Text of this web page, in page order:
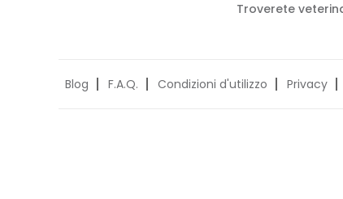
Troverete
Blog F.A.Q. Condizioni d'utilizzo Privacy